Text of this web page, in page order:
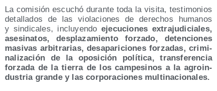
La comi­sión escu­chó duran­te toda la visi­ta, tes­ti­mo­nios
deta­lla­dos de las vio­la­cio­nes de dere­chos huma­nos
y sin­di­ca­les, inclu­yen­doeje­cu­cio­nes extra­ju­di­cia­les,
ase­si­na­tos, des­pla­za­mien­to for­za­do, deten­cio­nes
masi­vas arbi­tra­rias, des­apa­ri­cio­nes for­za­das, cri­mi­
na­li­za­ción de la opo­si­ción polí­ti­ca, trans­fe­ren­cia
for­za­da de la tie­rra de los cam­pe­si­nos a la agro­in­
dus­tria gran­de y las cor­po­ra­cio­nes multinacionales.